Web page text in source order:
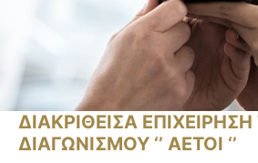
ΔΙΑΚΡΙΘΕΙΣΑ
ΔΙΑΓΩΝΙΣΜΟΥ ‘’ ΑΕΤΟΙ ‘’